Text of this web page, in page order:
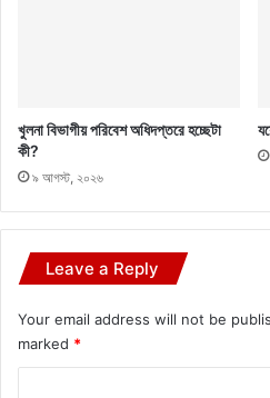
খুলনা বিভাগীয় পরিবেশ অধিদপ্তরে হচ্ছেটা
কী?
৯ আগস্ট, ২০২৬
Leave a Reply
Your email address will not be
marked *